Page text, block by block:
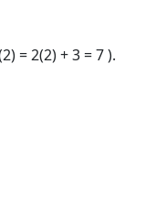
= 2(2) + 3 = 7 ).